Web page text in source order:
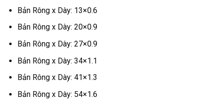
Bản Rông x Dày: 13×0.6
Bản Rông x Dày: 20×0.9
Bản Rông x Dày: 27×0.9
Bản Rông x Dày: 34×1.1
Bản Rông x Dày: 41×1.3
Bản Rông x Dày: 54×1.6